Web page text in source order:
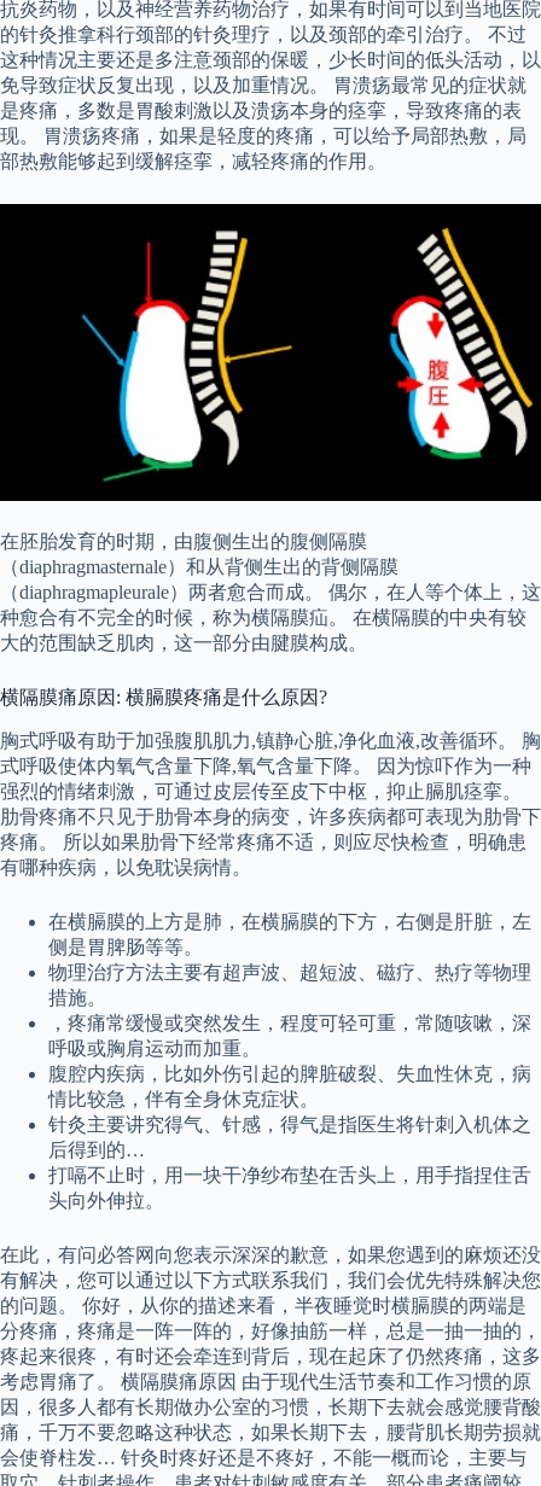
抗炎药物，以及神经营养药物治疗，如果有时间可以到当地医院
的针灸推拿科行颈部的针灸理疗，以及颈部的牵引治疗。 不过
这种情况主要还是多注意颈部的保暖，少长时间的低头活动，以
免导致症状反复出现，以及加重情况。 胃溃疡最常见的症状就
是疼痛，多数是胃酸刺激以及溃疡本身的痉挛，导致疼痛的表
现。 胃溃疡疼痛，如果是轻度的疼痛，可以给予局部热敷，局
部热敷能够起到缓解痉挛，减轻疼痛的作用。
在胚胎发育的时期，由腹侧生出的腹侧隔膜
（diaphragmasternale）和从背侧生出的背侧隔膜
（diaphragmapleurale）两者愈合而成。 偶尔，在人等个体上，这
种愈合有不完全的时候，称为横隔膜疝。 在横隔膜的中央有较
大的范围缺乏肌肉，这一部分由腱膜构成。
横隔膜痛原因: 横膈膜疼痛是什么原因?
胸式呼吸有助于加强腹肌肌力,镇静心脏,净化血液,改善循环。 胸
式呼吸使体内氧气含量下降,氧气含量下降。 因为惊吓作为一种
强烈的情绪刺激，可通过皮层传至皮下中枢，抑止膈肌痉挛。
肋骨疼痛不只见于肋骨本身的病变，许多疾病都可表现为肋骨下
疼痛。 所以如果肋骨下经常疼痛不适，则应尽快检查，明确患
有哪种疾病，以免耽误病情。
在横膈膜的上方是肺，在横膈膜的下方，右侧是肝脏，左
侧是胃脾肠等等。
物理治疗方法主要有超声波、超短波、磁疗、热疗等物理
措施。
，疼痛常缓慢或突然发生，程度可轻可重，常随咳嗽，深
呼吸或胸肩运动而加重。
腹腔内疾病，比如外伤引起的脾脏破裂、失血性休克，病
情比较急，伴有全身休克症状。
针灸主要讲究得气、针感，得气是指医生将针刺入机体之
后得到的…
打嗝不止时，用一块干净纱布垫在舌头上，用手指捏住舌
头向外伸拉。
在此，有问必答网向您表示深深的歉意，如果您遇到的麻烦还没
有解决，您可以通过以下方式联系我们，我们会优先特殊解决您
的问题。 你好，从你的描述来看，半夜睡觉时横膈膜的两端是
分疼痛，疼痛是一阵一阵的，好像抽筋一样，总是一抽一抽的，
疼起来很疼，有时还会牵连到背后，现在起床了仍然疼痛，这多
考虑胃痛了。 横隔膜痛原因 由于现代生活节奏和工作习惯的原
因，很多人都有长期做办公室的习惯，长期下去就会感觉腰背酸
痛，千万不要忽略这种状态，如果长期下去，腰背肌长期劳损就
会使脊柱发… 针灸时疼好还是不疼好，不能一概而论，主要与